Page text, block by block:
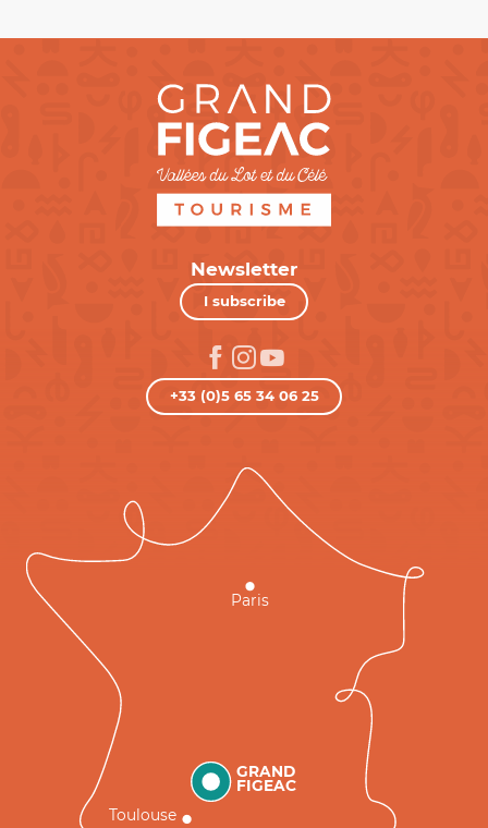
Newsletter
I subscribe
+33 (0)5 65 34 06 25
GRAND
FIGEAC
Toulouse
Paris